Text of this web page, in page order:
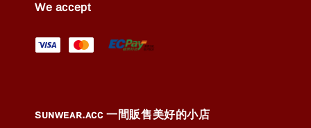
We accept
ꜱᴜɴᴡᴇᴀʀ.ᴀᴄᴄ 一間販售美好的小店